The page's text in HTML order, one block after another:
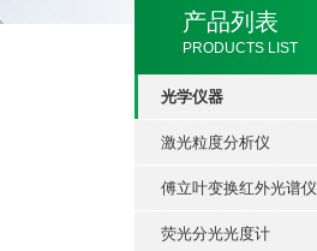
产品列表
PRODUCTS LIST
光学仪器
激光粒度分析仪
傅立叶变换红外光谱仪
荧光分光光度计